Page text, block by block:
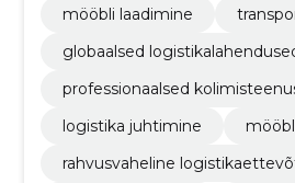
mööbli laadimine
globaalsed
professionaalsed
logistika juhtimine
rahvusvaheline